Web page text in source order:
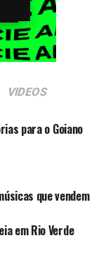
VIDEOS
para o Goiano
que vendem
em Rio Verde